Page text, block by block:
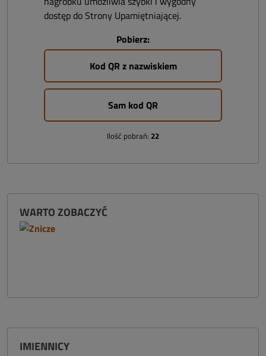
dostęp do Strony Upamiętniającej.
Pobierz:
Kod QR z nazwiskiem
Sam kod QR
Ilość pobrań: 22
WARTO ZOBACZYĆ
IMIENNICY